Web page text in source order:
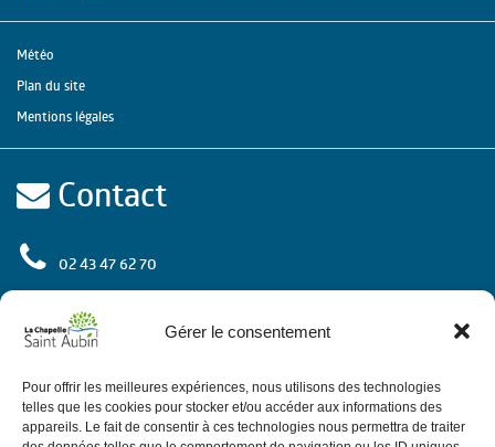
Gérer le consentement
Pour offrir les meilleures expériences, nous utilisons des technologies
telles que les cookies pour stocker et/ou accéder aux informations des
appareils. Le fait de consentir à ces technologies nous permettra de traiter
Météo
Plan du site
Mentions légales
Contact
02 43 47 62 70
rue de l'Europe
72 650 La Chapelle Saint Aubin
Contactez-nous